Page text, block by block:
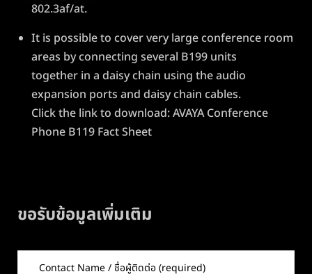
802.3af/at.
It is possible to cover very large conference room
areas by connecting several B199 units
together in a daisy chain using the audio
expansion ports and daisy chain cables.
Click the link to download:AVAYA Conference
Phone B119 Fact Sheet
ขอรับข้อมูลเพิ่มเติม